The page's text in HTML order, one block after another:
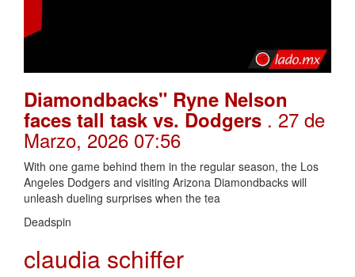
Diamondbacks" Ryne Nelson
faces tall task vs. Dodgers . 27 de
Marzo, 2026 07:56
With one game behind them in the regular season, the Los
Angeles Dodgers and visiting Arizona Diamondbacks will
unleash dueling surprises when the tea
Deadspin
claudia schiffer